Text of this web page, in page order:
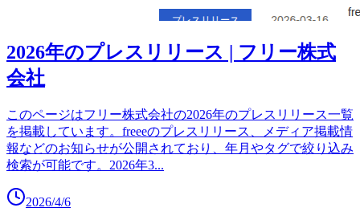
2026年のプレスリリース | フリー株式
会社
このページはフリー株式会社の2026年のプレスリリース一覧
を掲載しています。freeeのプレスリリース、メディア掲載情
報などのお知らせが公開されており、年月やタグで絞り込み
検索が可能です。2026年3...
2026/4/6